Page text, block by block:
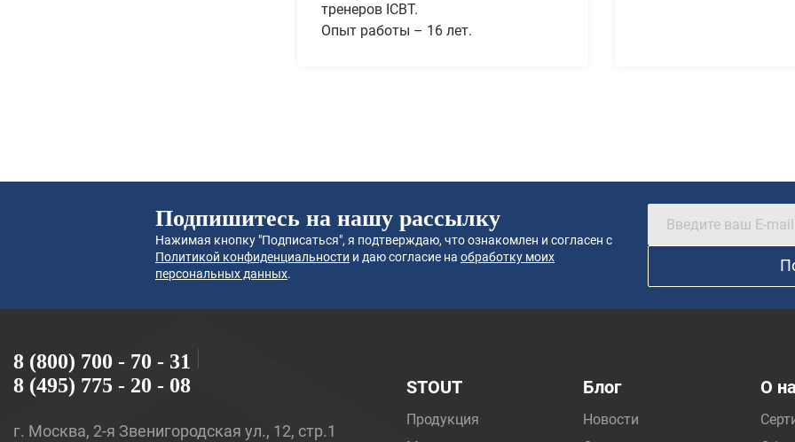
тренеров ICBT.
Опыт работы – 16 лет.
Подпишитесь на нашу рассылку
Нажимая кнопку "Подписаться", я подтверждаю, что ознакомлен и согласен с
Политикой конфиденциальности и даю согласие на обработку моих
персональных данных.
8 (800) 700 - 70 - 31
8 (495) 775 - 20 - 08
г. Москва, 2-я Звенигородская ул., 12, стр.1
STOUT
Продукция
Блог
Новости
О